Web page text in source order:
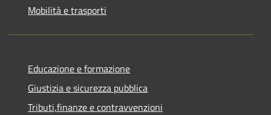
Mobilità e trasporti
Educazione e formazione
Giustizia e sicurezza pubblica
Tributi,finanze e contravvenzioni